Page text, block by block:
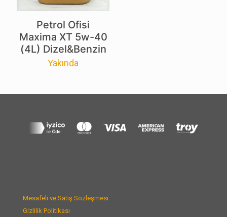
Petrol Ofisi
Maxima XT 5w-40
(4L) Dizel&Benzin
Yakında
Mesafeli ve Satış Sözleşmesi
Gizlilik Politikası